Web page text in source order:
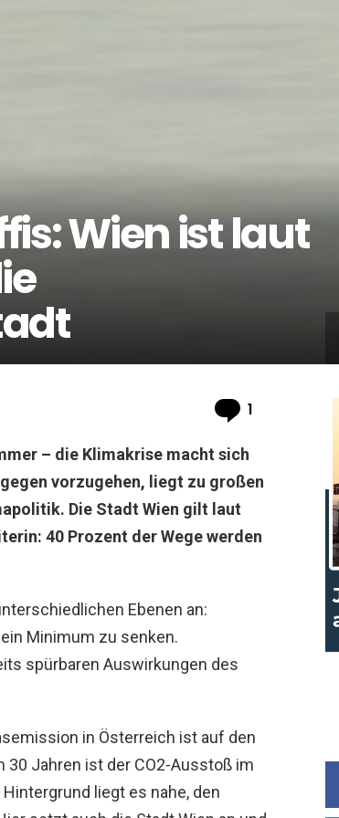
Wien ist laut
1 Kommentar
– die Klimakrise macht sich
vorzugehen, liegt zu großen
Die Stadt Wien gilt laut
40 Prozent der Wege werden
Ebenen an:
Minimum zu senken.
spürbaren Auswirkungen des
in Österreich ist auf den
Jahren ist der CO2-Ausstoß im
liegt es nahe, den